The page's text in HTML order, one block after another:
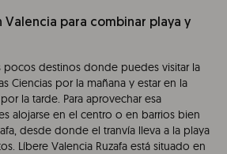
Valencia para combinar playa y
pocos destinos donde puedes visitar la
Ciencias por la mañana y estar en la
la tarde. Para aprovechar esa
alojarse en el centro o en barrios bien
desde donde el tranvía lleva a la playa
Líbere Valencia Ruzafa está situado en